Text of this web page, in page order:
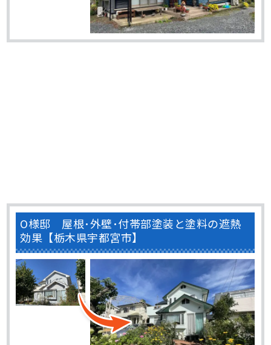
O様邸 屋根･外壁･付帯部塗装と塗料の遮熱
効果【栃木県宇都宮市】